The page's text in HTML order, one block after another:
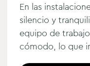
En las
silencio y
equipo de
cómodo, lo que